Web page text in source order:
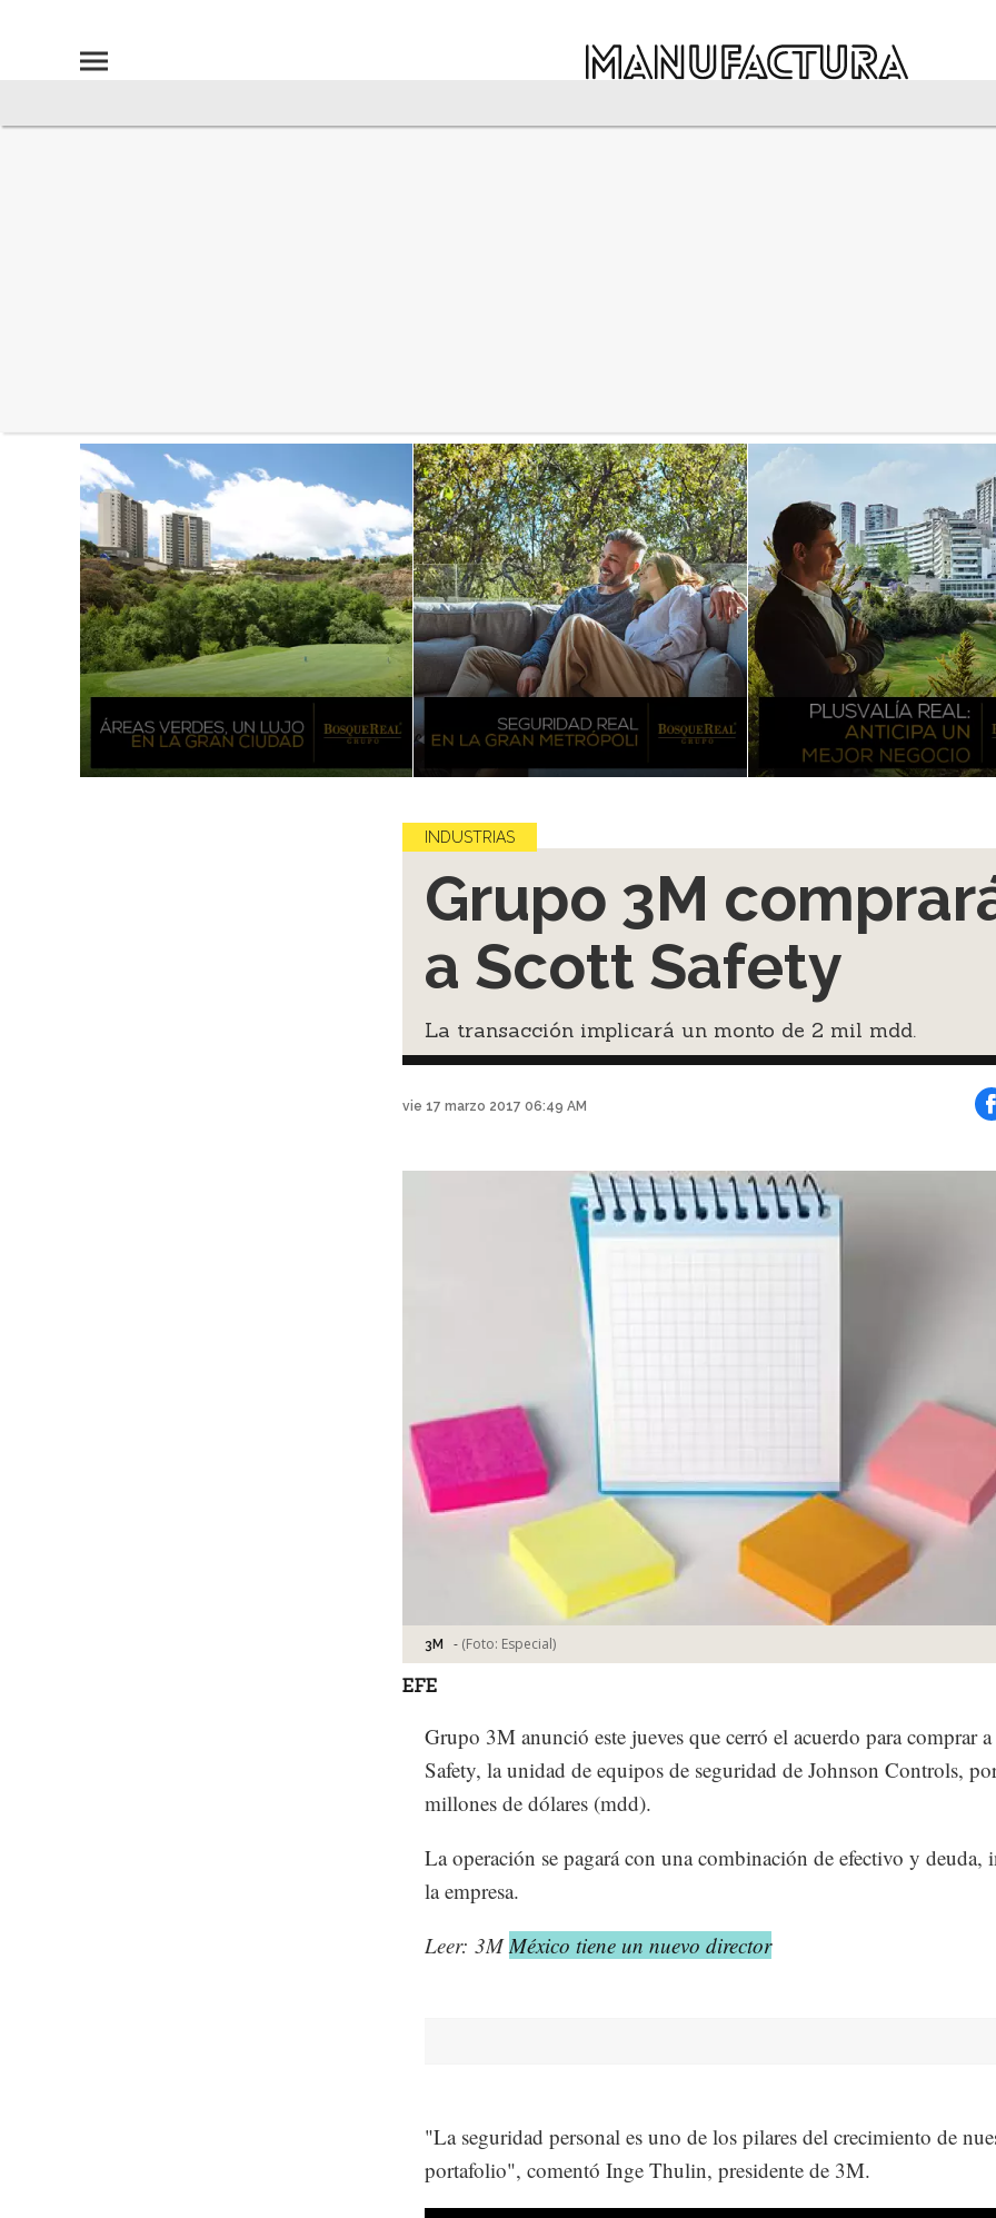
INDUSTRIAS
Grupo 3M
a Scott Safety
La transacción implicará un monto de 2 mil mdd.
vie 17 marzo 2017 06:49 AM
3M - (Foto: Especial)
EFE
Grupo 3M anunció este jueves que cerró el acuerdo para comprar
Safety, la unidad de equipos de seguridad de Johnson Controls,
millones de dólares (mdd).
La operación se pagará con una combinación de efectivo y deuda,
la empresa.
Leer: 3M México tiene un nuevo director
"La seguridad personal es uno de los pilares del crecimiento de
portafolio", comentó Inge Thulin, presidente de 3M.